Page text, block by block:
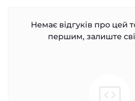
Немає відгуків про цей
першим, залиште